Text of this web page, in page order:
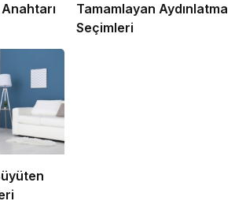
Tamamlayan Aydınlatma
Seçimleri